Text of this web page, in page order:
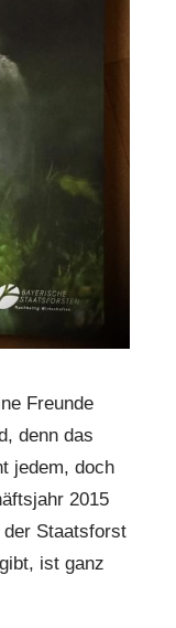
Freunde
denn das
jedem, doch
2015
der Staatsforst
ist ganz